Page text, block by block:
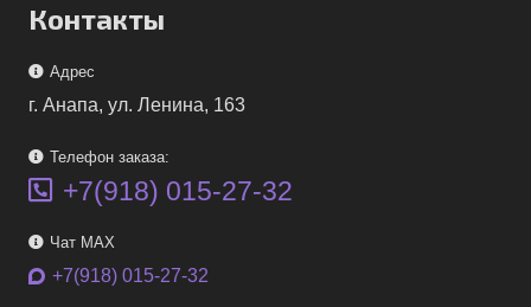
Контакты
Адрес
г. Анапа, ул. Ленина, 163
Телефон заказа:
+7(918) 015-27-32
Чат MAX
+7(918) 015-27-32